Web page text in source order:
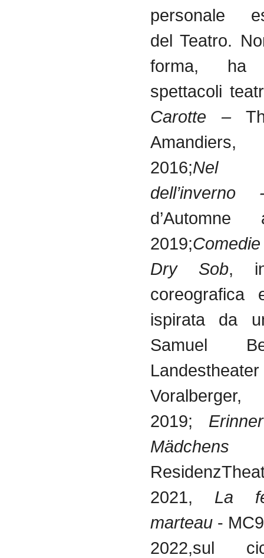
personale
del Teatro.
forma, ha
spettacoli
Carotte –
Amandiers,
2016;Nel
2019;
Dry Sob,
coreografica
ispirata da
Samuel
Landestheater
2019;
2021, La
marteau -
2022,sul